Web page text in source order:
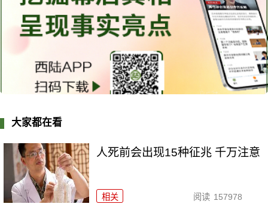
大家都在看
人死前会出现15种征兆 千万注意
相关 阅读 157978